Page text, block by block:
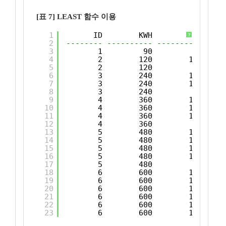
[표 7] LEAST 함수 이용
?
1
2
3
4
5
6
7
8
9
10
11
12
13
14
15
16
17
18
19
20
21
22
23
ID        KWH          V
-------- ---------- ----------
1         90         90
2        120        100
2        120         20
3        240        100
3        240        100
3        240         40
4        360        100
4        360        100
4        360        100
4        360         60
5        480        100
5        480        100
5        480        100
5        480        100
5        480         80
6        600        100
6        600        100
6        600        100
6        600        100
6        600        100
6        600        100